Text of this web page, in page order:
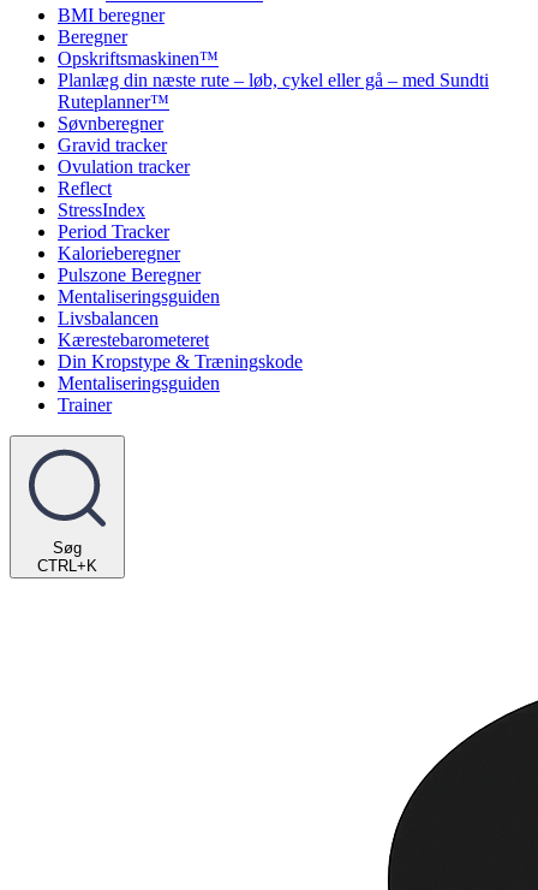
BMI beregner
Beregner
Opskriftsmaskinen™
Planlæg din næste rute – løb, cykel eller gå – med Sundti
Ruteplanner™
Søvnberegner
Gravid tracker
Ovulation tracker
Reflect
StressIndex
Period Tracker
Kalorieberegner
Pulszone Beregner
Mentaliseringsguiden
Livsbalancen
Kærestebarometeret
Din Kropstype & Træningskode
Mentaliseringsguiden
Trainer
Søg
CTRL+K